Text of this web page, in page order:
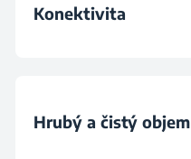
Konektivita
Hrubý a čistý objem